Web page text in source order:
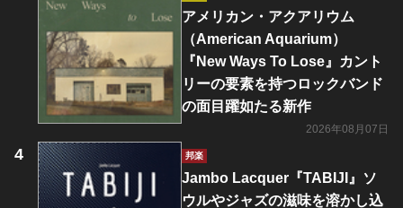
アメリカン・アクアリウム
（American Aquarium）
『New Ways To Lose』カント
リーの要素を持つロックバンド
の面目躍如たる新作
2026年08月07日
邦楽
Jambo Lacquer『TABIJI』ソ
ウルやジャズの滋味を溶かし込